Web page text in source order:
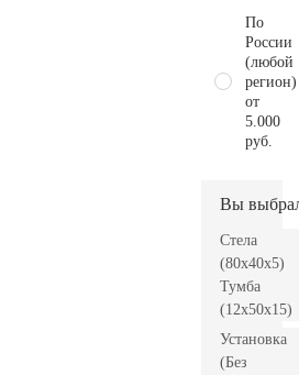
По
России
(любой
регион)
от
5.000
руб.
Вы
Стела
(80x40x5)
Тумба
(12x50x15)
Установка
(Без